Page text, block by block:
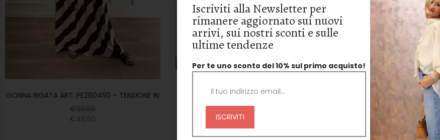
GONNA RIGATA ART. PE260450 – TENSIONE IN
€93,00
€46,50
MAGLIA ART. 26136 – TENSIONE IN
TOP FANTASIA ART.
69,00
27,60
Iscriviti alla Newsletter per
rimanere aggiornato sui nuovi
arrivi, sui nostri sconti e sulle
ultime tendenze
Per te uno sconto del 10% sul primo acquisto!